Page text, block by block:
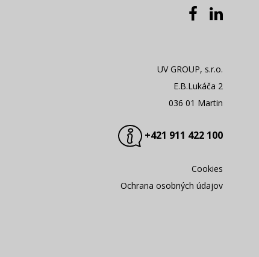
UV GROUP, s.r.o.
E.B.Lukáča 2
036 01 Martin
+421 911 422 100
Cookies
Ochrana osobných údajov